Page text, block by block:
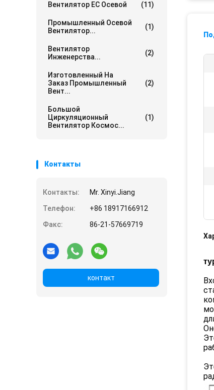
Вентилятор EC Осевой (11)
Промышленный Осевой
Вентилятор...
(1)
Вентилятор
Инженерства...
(2)
Изготовленный На
Заказ Промышленный
Вент...
(2)
Большой
Циркуляционный
Вентилятор Космос...
(1)
Контакты
Контакты:
Mr. Xinyi.Jiang
Телефон:
+86 18917166912
Факс:
86-21-57669719
контакт